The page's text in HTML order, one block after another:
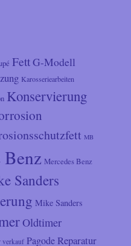
FettG-Modell
Karosseriearbeiten
Konservierung
MB
Benz Mercedes Benz
Sanders
Mike Sanders
Oldtimer
verkauf PagodeReparatur